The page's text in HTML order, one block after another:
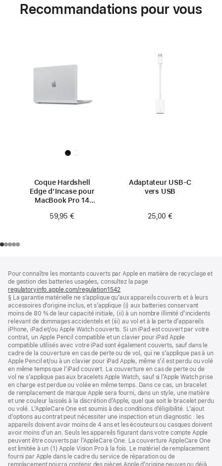
Recommandations pour vous
Coque Hardshell
Edge d’Incase pour
MacBook Pro 14
59,95 €
Adaptateur USB-C
vers USB
25,00 €
de
page
de
bas
de
page
Pour connaître les montants couverts par Apple en matière de recyclage et
de gestion des batteries usagées, consultez la page
regulatoryinfo.apple.com/regulation1542
dans
une
nouvelle
fenêtre)
§ La garantie matérielle ne s’applique qu’aux appareils couverts et à leurs
accessoires d’origine inclus, et s’applique (i) aux batteries conservant
moins de 80 % de leur capacité initiale, (ii) à un nombre illimité d’incidents
relevant de dommages accidentels et (iii) au vol et à la perte d’appareils
iPhone, iPad et/ou Apple Watch couverts. Si un iPad est couvert par votre
contrat, un Apple Pencil compatible et un clavier pour iPad Apple
compatible utilisés avec votre iPad sont également couverts, sauf dans le
cadre de la couverture en cas de perte ou de vol, qui ne s’applique pas à un
Apple Pencil et/ou à un clavier pour iPad Apple, même s’il est perdu ou volé
en même temps que l’iPad couvert. La couverture en cas de perte ou de
vol ne s’applique pas aux bracelets Apple Watch, sauf si l’Apple Watch prise
en charge est perdue ou volée en même temps. Dans ce cas, un bracelet
de remplacement de marque Apple sera fourni, dans un style, une matière
et une couleur laissés à la discrétion d’Apple, quel que soit le bracelet perdu
ou volé. L’AppleCare One est soumis à des conditions d’éligibilité. L’ajout
d’options au contrat peut nécessiter une inspection et un diagnostic : les
appareils doivent avoir moins de 4 ans et les écouteurs ou casques doivent
avoir moins d’un an. Seuls les appareils figurant dans votre compte Apple
peuvent être couverts par l’AppleCare One. La couverture AppleCare One
est limitée à un (1) Apple Vision Pro à la fois. Le matériel de remplacement
fourni par Apple dans le cadre du service de réparation ou de
remplacement pourra contenir des pièces Apple d’origine neuves ou déjà